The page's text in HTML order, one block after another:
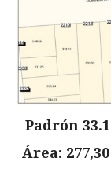
Padrón
Área: